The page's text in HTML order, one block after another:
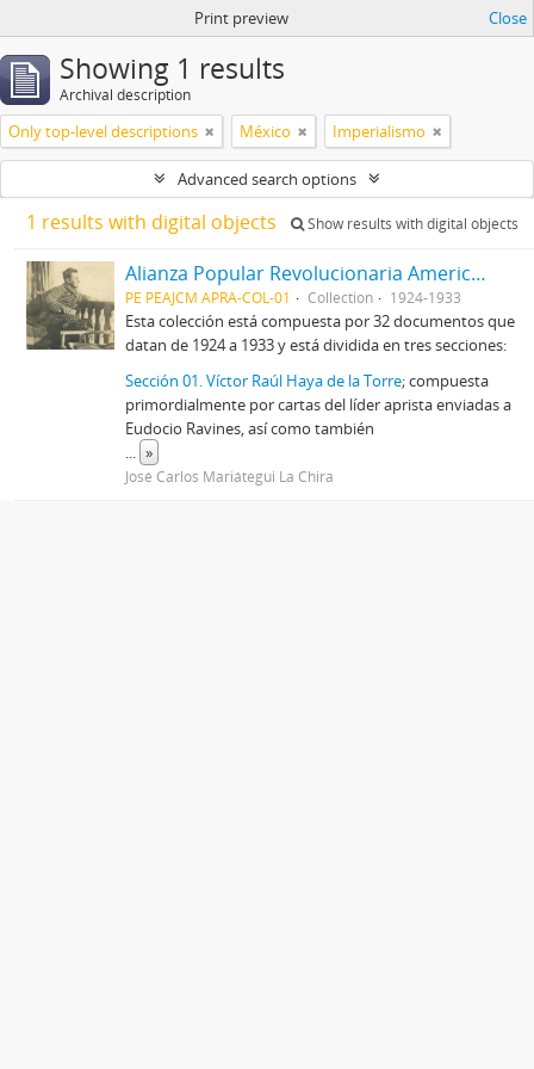
Print preview Close
Showing 1 results
Archival description
Only top-level descriptions México Imperialismo
Advanced search options
1 results with digital objects Show results with digital objects
Alianza Popular Revolucionaria Americana-APRA (Colección)
PE PEAJCM APRA-COL-01 Collection 1924-1933
Esta colección está compuesta por 32 documentos que
datan de 1924 a 1933 y está dividida en tres secciones:
Sección 01. Víctor Raúl Haya de la Torre; compuesta
primordialmente por cartas del líder aprista enviadas a
Eudocio Ravines, así como también
... »
José Carlos Mariátegui La Chira